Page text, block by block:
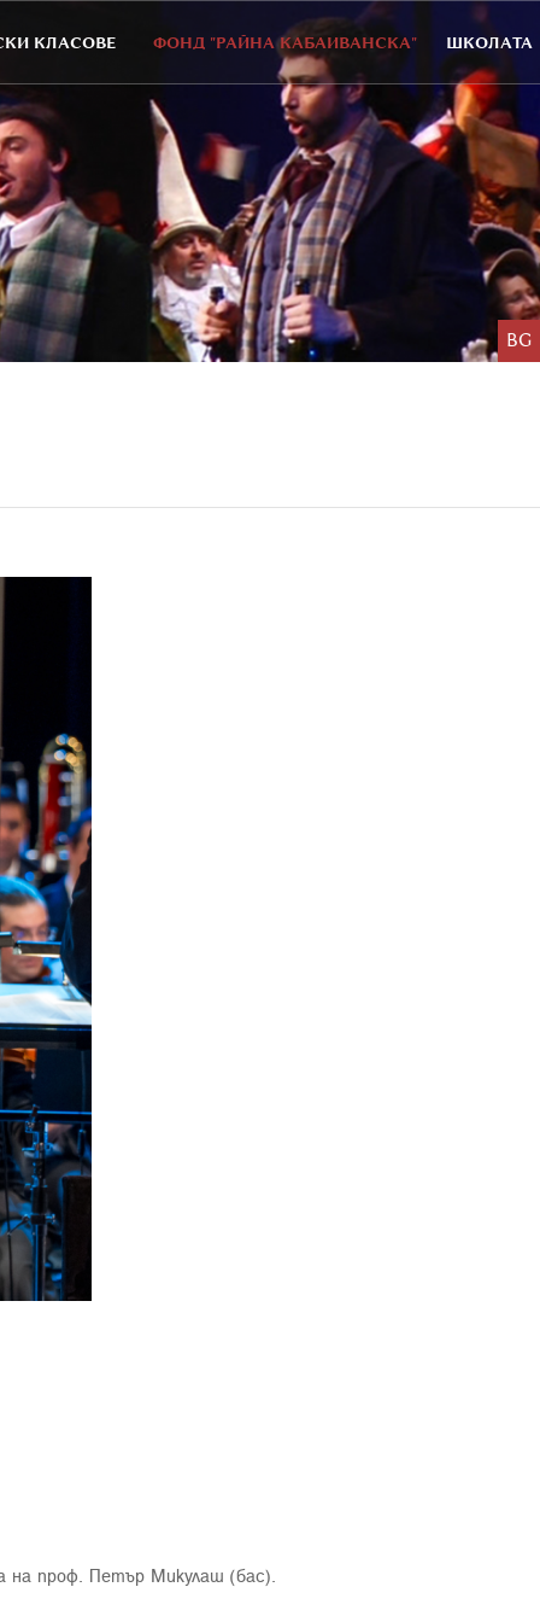
КЛАСОВЕ ФОНД "РАЙНА КАБАИВАНСКА" ШКОЛАТА
BG
на проф. Петър Микулаш (бас).